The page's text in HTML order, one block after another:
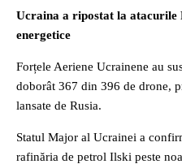
Ucraina a ripostat la
energetice
Forțele Aeriene Ucrainene au
doborât 367 din 396 de drone,
lansate de Rusia.
Statul Major al Ucrainei a
rafinăria de petrol Ilski peste